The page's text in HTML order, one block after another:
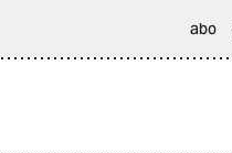
abo